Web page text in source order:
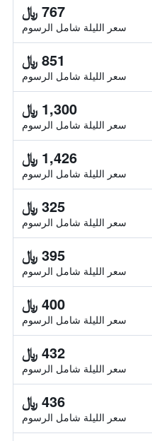
767 ﷼
سعر الليلة شامل الرسوم
851 ﷼
سعر الليلة شامل الرسوم
1,300 ﷼
سعر الليلة شامل الرسوم
1,426 ﷼
سعر الليلة شامل الرسوم
325 ﷼
سعر الليلة شامل الرسوم
395 ﷼
سعر الليلة شامل الرسوم
400 ﷼
سعر الليلة شامل الرسوم
432 ﷼
سعر الليلة شامل الرسوم
436 ﷼
سعر الليلة شامل الرسوم